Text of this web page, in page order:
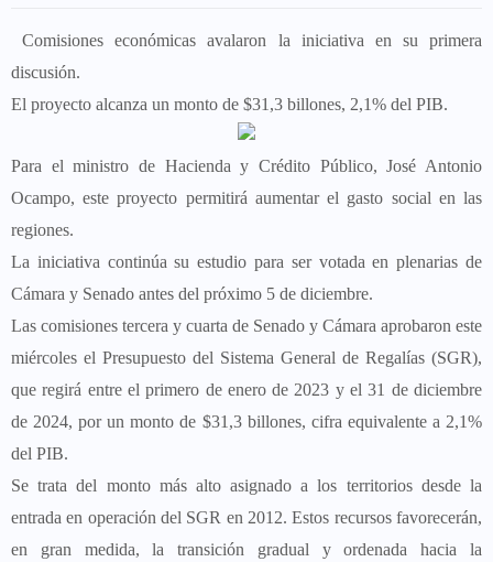
Comisiones económicas avalaron la iniciativa en su primera
discusión.
El proyecto alcanza un monto de $31,3 billones, 2,1% del PIB.
Para el ministro de Hacienda y Crédito Público, José Antonio
Ocampo, este proyecto permitirá aumentar el gasto social en las
regiones.
La iniciativa continúa su estudio para ser votada en plenarias de
Cámara y Senado antes del próximo 5 de diciembre.
Las comisiones tercera y cuarta de Senado y Cámara aprobaron este
miércoles el Presupuesto del Sistema General de Regalías (SGR),
que regirá entre el primero de enero de 2023 y el 31 de diciembre
de 2024, por un monto de $31,3 billones, cifra equivalente a 2,1%
del PIB.
Se trata del monto más alto asignado a los territorios desde la
entrada en operación del SGR en 2012. Estos recursos favorecerán,
en gran medida, la transición gradual y ordenada hacia la